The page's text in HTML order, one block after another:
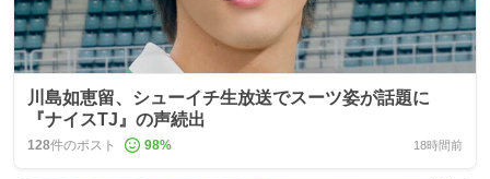
川島如恵留、シューイチ生放送でスーツ姿が話題に
『ナイスTJ』の声続出
128件のポスト 98% 18時間前